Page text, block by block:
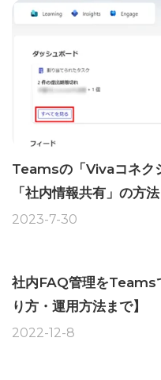
Teamsの「Vivaコネク
「社内情報共有」の方法
2023-7-30
社内FAQ管理をTeams
り方・運用方法まで】
2022-12-8